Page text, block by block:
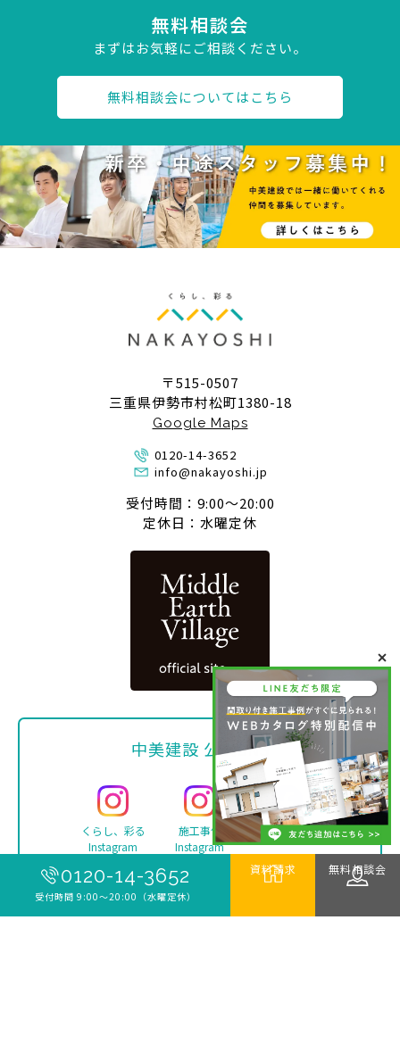
0120-14-3652
受付時間 9:00〜20:00（水曜定休）
資料請求 無料相談会
無料相談会
まずはお気軽にご相談ください。
無料相談会についてはこちら
〒515-0507
三重県伊勢市村松町1380-18
Google Maps
0120-14-3652
info@nakayoshi.jp
受付時間：9:00〜20:00
定休日：水曜定休
中美建設 公式SNS
くらし、彩る
Instagram
施工事例
Instagram
Facebook
TikTok